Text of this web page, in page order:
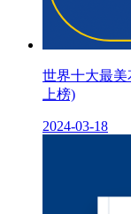
世界十大最
上榜)
2024-03-18